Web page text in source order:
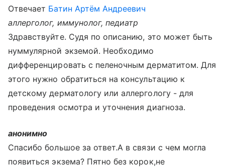
Отвечает Батин Артём Андреевич
аллерголог, иммунолог, педиатр
Здравствуйте. Судя по описанию, это может быть
нуммулярной экземой. Необходимо
дифференцировать с пеленочным дерматитом. Для
этого нужно обратиться на консультацию к
детскому дерматологу или аллергологу - для
проведения осмотра и уточнения диагноза.
анонимно
Спасибо большое за ответ.А в связи с чем могла
появиться экзема? Пятно без корок,не